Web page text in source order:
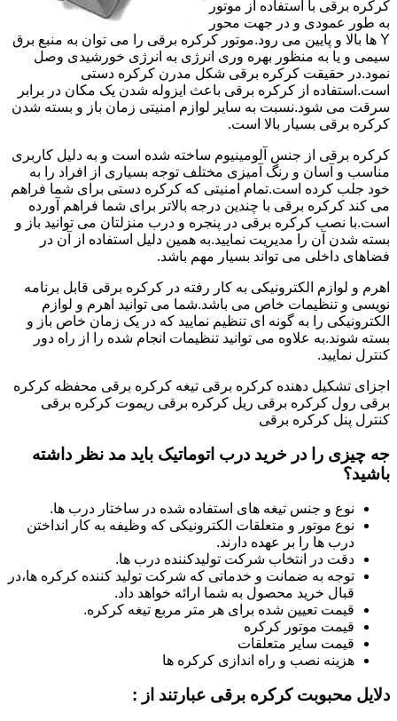
کرکره برقی با استفاده از موتور
به طور عمودی و در جهت محور
Y ها بالا و پایین می رود.موتور کرکره برقی را می توان به منبع برق
سیمی و یا به منظور بهره وری انرژی به انرژی خورشیدی وصل
نمود.در حقیقت کرکره برقی شکل مدرن کرکره دستی
است.استفاده از کرکره برقی باعث ایزوله شدن یک مکان در برابر
سرقت می شود.نسبت به سایر لوازم امنیتی زمان باز و بسته شدن
کرکره برقی بسیار بالا است.
کرکره برقی از جنس آلومینیوم ساخته شده است و به دلیل کاربری
مناسب و آسان و رنگ آمیزی مختلف توجه بسیاری از افراد را به
خود جلب کرده است.تمام امنیتی که کرکره دستی برای شما فراهم
می کند کرکره برقی با چندین درجه بالاتر برای شما فراهم آورده
است.با نصب کرکره برقی در پنجره و درب منزلتان می توانید باز و
بسته شدن آن را مدیریت نمایید.به همین دلیل استفاده از آن در
فضاهای داخلی می تواند بسیار مهم باشد.
اهرم و لوازم الکترونیکی به کار رفته در کرکره برقی قابل برنامه
نویسی و تنظیمات خاص می باشد.شما می توانید اهرم و لوازم
الکترونیکی را به گونه ای تنظیم نمایید که در یک زمان خاص باز و
بسته شوند.به علاوه می توانید تنظیمات انجام شده را از راه دور
کنترل نمایید.
اجزای تشکیل دهنده کرکره برقی تیغه کرکره برقی محفظه کرکره
برقی رول کرکره برقی ریل کرکره برقی ریموت کرکره برقی
کنترل پنل کرکره برقی
جه چیزی را در خرید درب اتوماتیک باید مد نظر داشته
باشید؟
نوع و جنس تیغه های استفاده شده در ساختار درب ها.
نوع موتور و متعلقات الکترونیکی که وظیفه به کار انداختن
درب ها را بر عهده دارند.
دقت در انتخاب شرکت تولیدکننده درب ها.
توجه به ضمانت و خدماتی که شرکت تولید کننده کرکره ها،در
قبال خرید محصول به شما ارائه خواهد داد.
قیمت تعیین شده برای هر متر مربع تیغه کرکره.
قیمت موتور کرکره
قیمت سایر متعلقات
هزینه نصب و راه اندازی کرکره ها
دلایل محبوبت کرکره برقی عبارتند از :